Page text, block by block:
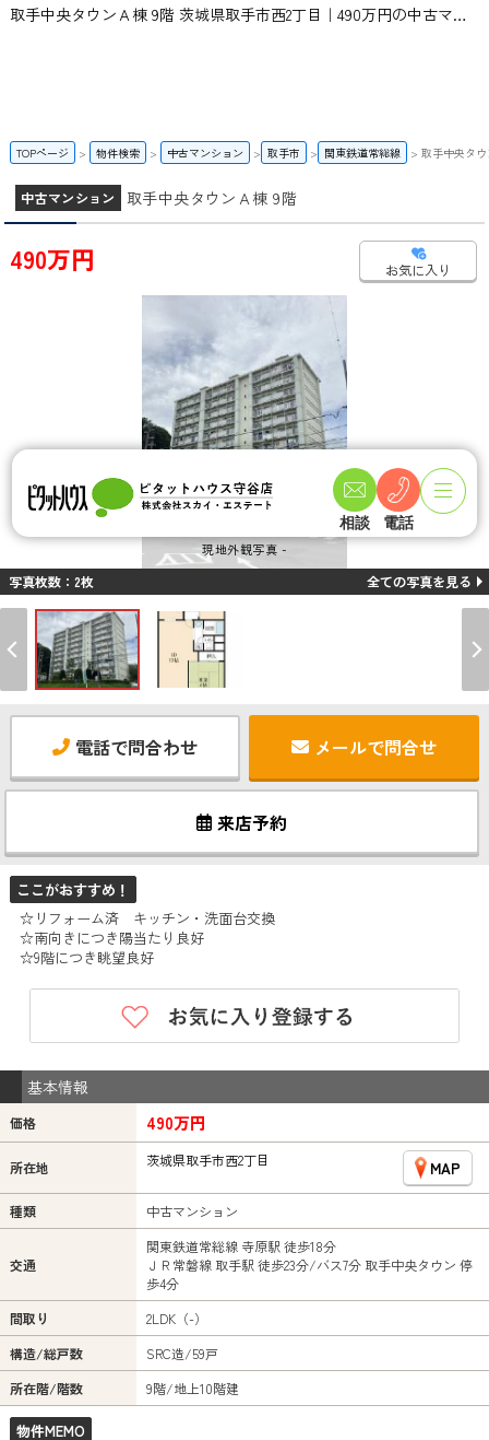
取手中央タウンＡ棟 9階 茨城県取手市西2丁目｜490万円の中古マンション｜ピタットハウス守谷店 | スカイ・エステート
相談 電話
TOPページ 物件検索 中古マンション 取手市 関東鉄道常総線 取手中央タ
中古マンション 取手中央タウンＡ棟 9階
490万円 お気に入り
現地外観写真 -
写真枚数：2枚 全ての写真を見る
電話で問合わせ メールで問合せ
来店予約
ここがおすすめ！
☆リフォーム済 キッチン・洗面台交換
☆南向きにつき陽当たり良好
☆9階につき眺望良好
基本情報
価格 490万円
所在地 茨城県取手市西2丁目 MAP
種類 中古マンション
交通
関東鉄道常総線 寺原駅 徒歩18分
ＪＲ常磐線 取手駅 徒歩23分/バス7分 取手中央タウン 停
歩4分
間取り
2LDK（-）
構造/総戸数
SRC造/59戸
所在階/階数
9階/地上10階建
物件MEMO